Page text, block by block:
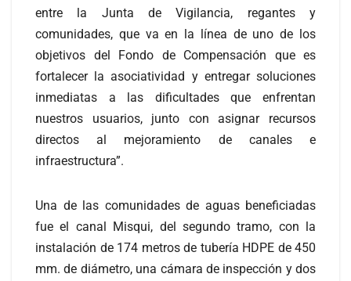
entre la Junta de Vigilancia, regantes y
comunidades, que va en la línea de uno de los
objetivos del Fondo de Compensación que es
fortalecer la asociatividad y entregar soluciones
inmediatas a las dificultades que enfrentan
nuestros usuarios, junto con asignar recursos
directos al mejoramiento de canales e
infraestructura”.
Una de las comunidades de aguas beneficiadas
fue el canal Misqui, del segundo tramo, con la
instalación de 174 metros de tubería HDPE de 450
mm. de diámetro, una cámara de inspección y dos